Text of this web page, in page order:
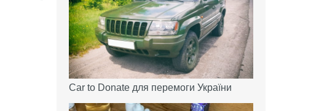
Car to Donate для перемоги України